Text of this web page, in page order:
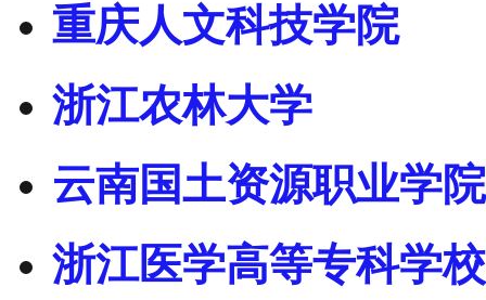
重庆人文科技学院
浙江农林大学
云南国土资源职业学院
浙江医学高等专科学校